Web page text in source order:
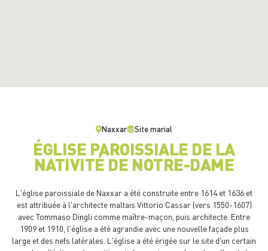
Naxxar Site marial
ÉGLISE PAROISSIALE DE LA
NATIVITÉ DE NOTRE-DAME
L'église paroissiale de Naxxar a été construite entre 1614 et 1636 et
est attribuée à l'architecte maltais Vittorio Cassar (vers 1550-1607)
avec Tommaso Dingli comme maître-maçon, puis architecte. Entre
1909 et 1910, l'église a été agrandie avec une nouvelle façade plus
large et des nefs latérales. L'église a été érigée sur le site d'un certain